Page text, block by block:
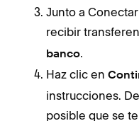
Junto a
recibir
banco.
Haz clic en
instrucciones.
posible que se